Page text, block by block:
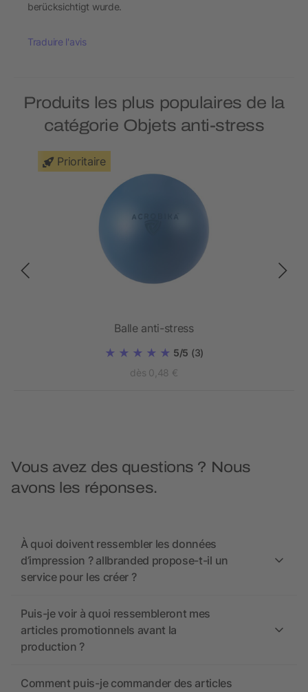
berücksichtigt wurde.
Traduire l'avis
Produits les plus populaires de la
catégorie Objets anti-stress
Prioritaire
Balle anti-stress
5/5 (3)
dès 0,48 €
Vous avez des questions ? Nous
avons les réponses.
À quoi doivent ressembler les données
d’impression ? allbranded propose-t-il un
service pour les créer ?
Puis-je voir à quoi ressembleront mes
articles promotionnels avant la
production ?
Comment puis-je commander des articles